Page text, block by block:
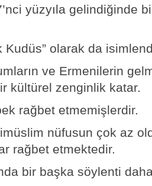
yüzyıla gelindiğinde
Kudüs” olarak da
ve Ermenilerin
kültürel zenginlik katar.
rağbet etmemişlerdir.
nüfusun çok az
rağbet etmektedir.
bir başka söylenti